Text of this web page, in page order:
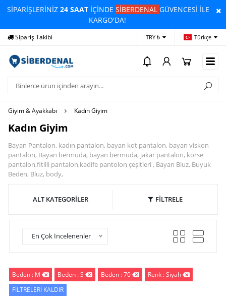
SİPARİŞLERİNİZ24 SAAT İÇİNDESİBERDENALGÜVENCESİ İLE
KARGO'DA!
Sipariş Takibi TRY ₺ Türkçe
Giyim & Ayakkabı Kadın Giyim
Kadın Giyim
Bayan Pantalon, kadın pantalon, bayan kot pantalon, bayan viskon
pantalon, Bayan bermuda, bayan bermuda, jakar pantalon, korse
pantalon,fitilli pantalon,kadife pantolon çeşitleri , Bayan Bluz, Buyuk
Beden, Bluz, body,
ALT KATEGORİLER FİLTRELE
En Çok İncelenenler
Beden : M Beden : S Beden : 70
Renk : Siyah
FİLTRELERİ KALDIR